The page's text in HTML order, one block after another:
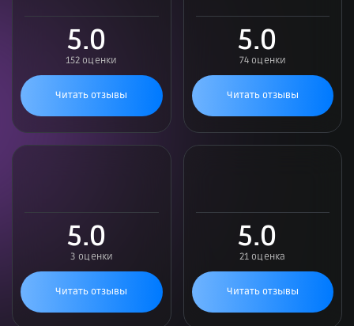
5.0
152 оценки
Читать отзывы
5.0
74 оценки
Читать отзывы
5.0
3 оценки
Читать отзывы
5.0
21 оценка
Читать отзывы